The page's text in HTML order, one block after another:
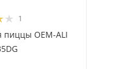
1
пиццы OEM-ALI